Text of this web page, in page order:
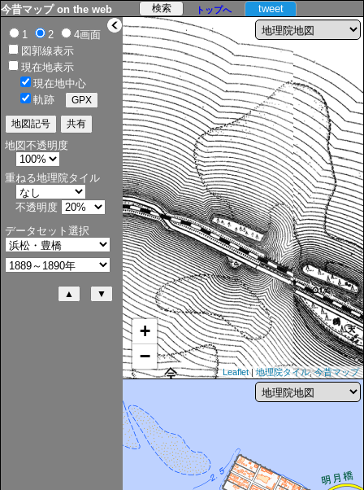
> tweet
今昔マップ on the web トップへ
+
−
Leaflet|地理院タイル,今昔マップ
1 2
4画面
図郭線表示
現在地表示
現在地中心
軌跡
地図不透明度
重ねる地理院タイル
不透明度
データセット選択